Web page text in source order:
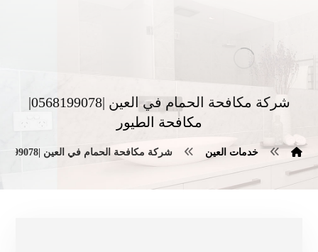
شركة مكافحة الحمام في العين |0568199078|
مكافحة الطيور
خدمات العين شركة مكافحة الحمام في العين |0568199078| مكافحة الطيور